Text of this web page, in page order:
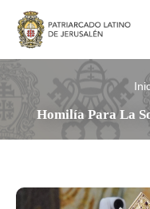
Homilía Para La